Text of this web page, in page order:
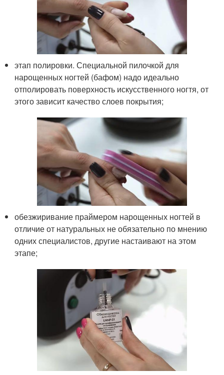
этап полировки. Специальной пилочкой для
нарощенных ногтей (бафом) надо идеально
отполировать поверхность искусственного ногтя, от
этого зависит качество слоев покрытия;
обезжиривание праймером нарощенных ногтей в
отличие от натуральных не обязательно по мнению
одних специалистов, другие настаивают на этом
этапе;